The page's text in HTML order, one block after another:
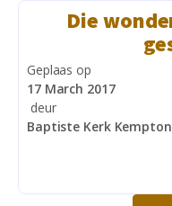
Die
Geplaas op
17 March 2017
deur
Baptiste Kerk